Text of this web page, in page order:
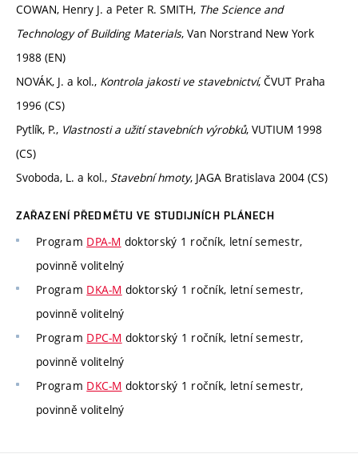
COWAN, Henry J. a Peter R. SMITH, The Science and
Technology of Building Materials, Van Norstrand New York
1988 (EN)
NOVÁK, J. a kol., Kontrola jakosti ve stavebnictví, ČVUT Praha
1996 (CS)
Pytlík, P., Vlastnosti a užití stavebních výrobků, VUTIUM 1998
(CS)
Svoboda, L. a kol., Stavební hmoty, JAGA Bratislava 2004 (CS)
ZAŘAZENÍ PŘEDMĚTU VE STUDIJNÍCH PLÁNECH
Program DPA-M doktorský 1 ročník, letní semestr,
povinně volitelný
Program DKA-M doktorský 1 ročník, letní semestr,
povinně volitelný
Program DPC-M doktorský 1 ročník, letní semestr,
povinně volitelný
Program DKC-M doktorský 1 ročník, letní semestr,
povinně volitelný